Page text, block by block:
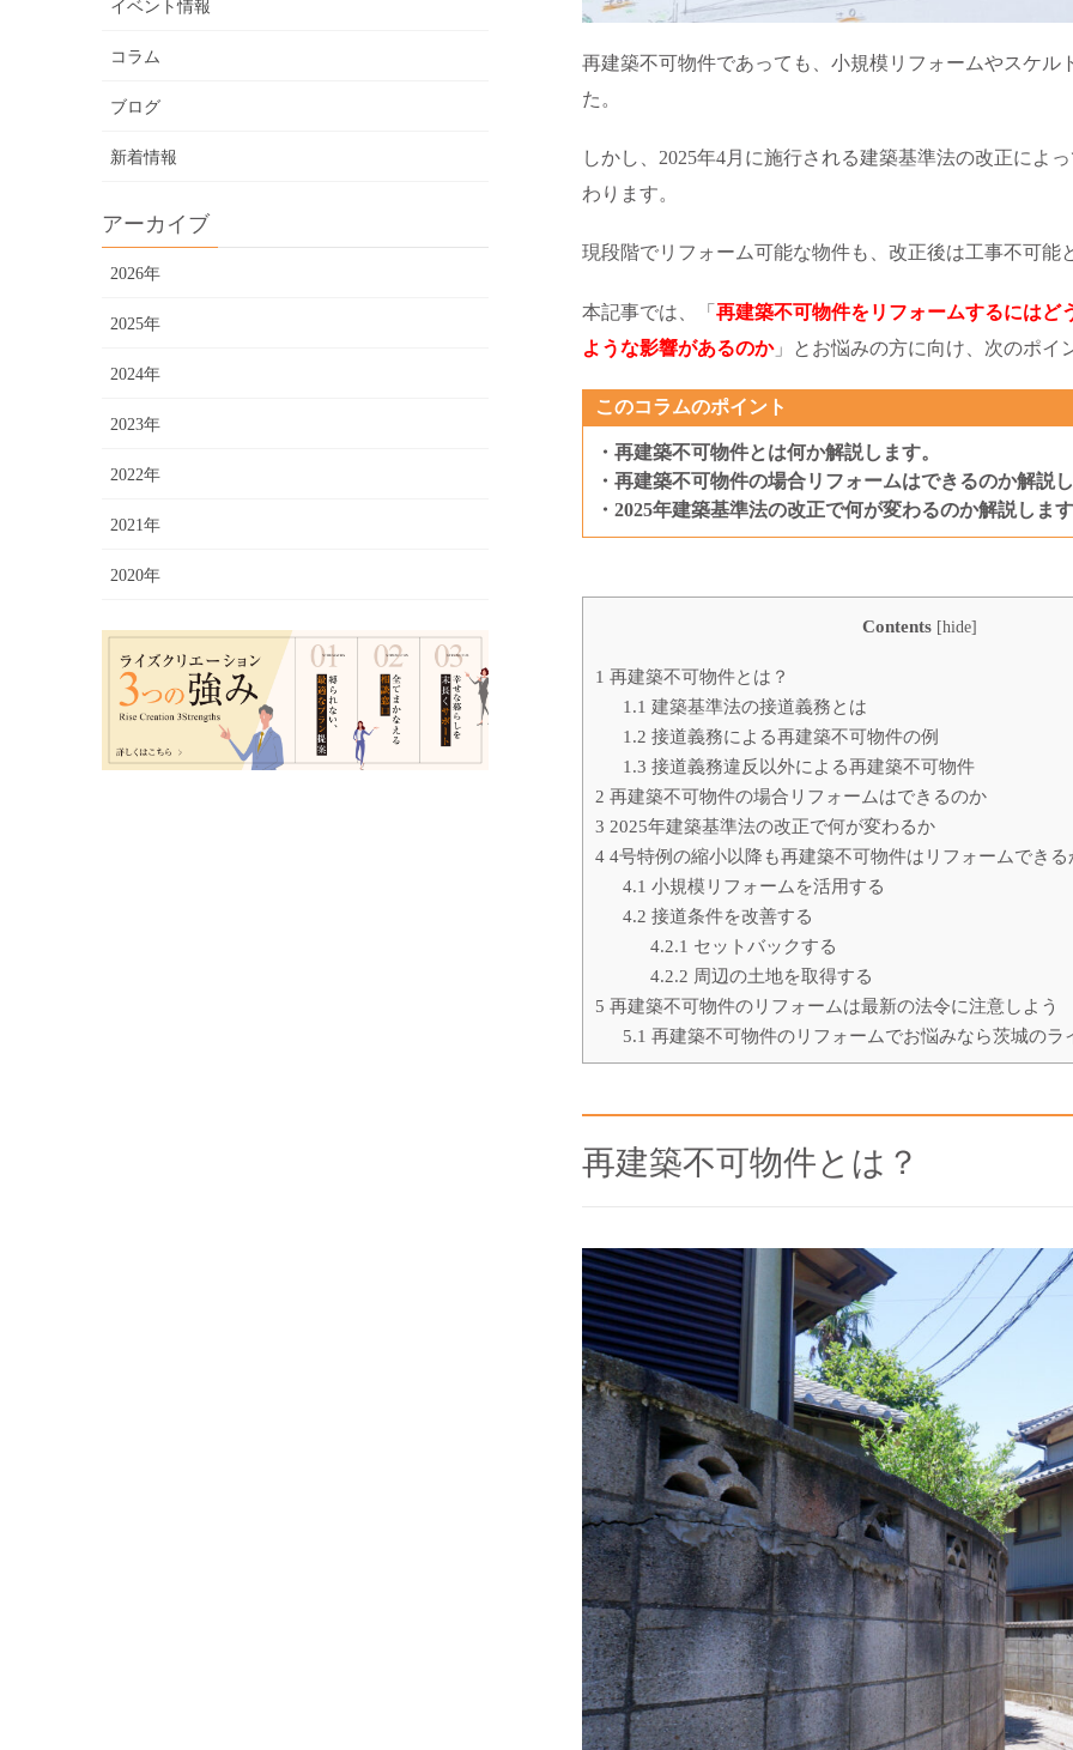
再建築不可物件であっても、小規模リフォームやスケ
た。
しかし、2025年4月に施行される建築基準法の改正によ
わります。
現段階でリフォーム可能な物件も、改正後は工事不可能
本記事では、「再建築不可物件をリフォームするにはど
ような影響があるのか」とお悩みの方に向け、次のポイ
このコラムのポイント
・再建築不可物件とは何か解説します。
・再建築不可物件の場合リフォームはできるのか解説し
・2025年建築基準法の改正で何が変わるのか解説します
Contents [hide]
1 再建築不可物件とは？
1.1 建築基準法の接道義務とは
1.2 接道義務による再建築不可物件の例
1.3 接道義務違反以外による再建築不可物件
2 再建築不可物件の場合リフォームはできるのか
3 2025年建築基準法の改正で何が変わるか
4 4号特例の縮小以降も再建築不可物件はリフォームできる
4.1 小規模リフォームを活用する
4.2 接道条件を改善する
4.2.1 セットバックする
4.2.2 周辺の土地を取得する
5 再建築不可物件のリフォームは最新の法令に注意しよう
5.1 再建築不可物件のリフォームでお悩みなら茨城のラ
再建築不可物件とは？
イベント情報
コラム
ブログ
新着情報
アーカイブ
2026年
2025年
2024年
2023年
2022年
2021年
2020年